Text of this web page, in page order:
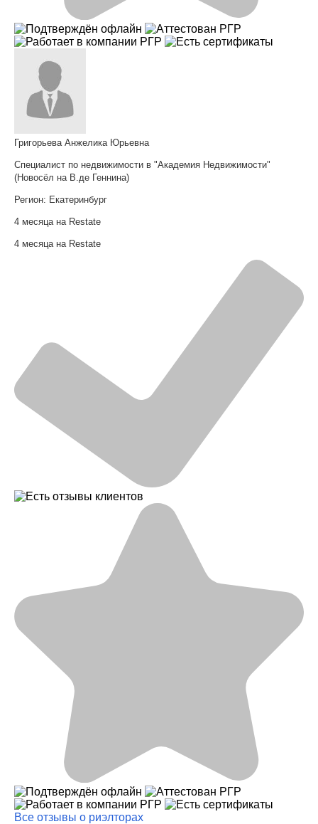
Григорьева Анжелика Юрьевна
Специалист по недвижимости в "Академия Недвижимости"
(Новосёл на В.де Геннина)
Регион: Екатеринбург
4 месяца на Restate
4 месяца на Restate
Все отзывы о риэлторах